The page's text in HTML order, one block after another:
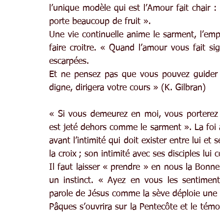
l’unique modèle qui est l’Amour fait chair
porte beaucoup de fruit ».
Une vie continuelle anime le sarment,
faire croitre. « Quand l’amour vous fait
escarpées.
Et ne pensez pas que vous pouvez
digne, dirigera votre cours » (K. Gilbran)
« Si vous demeurez en moi, vous
est jeté dehors comme le sarment ». La
avant l’intimité qui doit exister entre lui et
la croix ; son intimité avec ses disciples lui
Il faut laisser « prendre » en nous la
un instinct. « Ayez en vous les
parole de Jésus comme la sève déploie
Pâques s’ouvrira sur la Pentecôte et le